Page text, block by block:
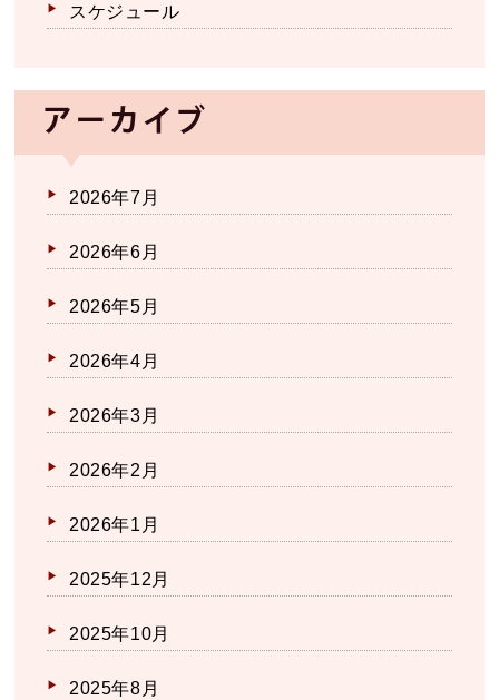
スケジュール
アーカイブ
2026年7月
2026年6月
2026年5月
2026年4月
2026年3月
2026年2月
2026年1月
2025年12月
2025年10月
2025年8月